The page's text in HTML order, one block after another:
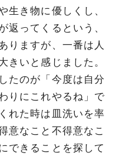
生き物に優しくし、
返ってくるという、
りますが、一番は人
きいと感じました。
たのが「今度は自分
りにこれやるね」で
れた時は皿洗いを率
意なこと不得意なこ
できることを探して